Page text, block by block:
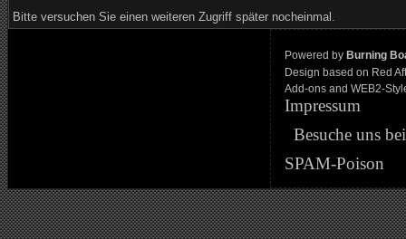
Bitte versuchen Sie einen weiteren Zugriff später nocheinmal.
Powered by Burning
Design based on Red
Add-ons and WEB2-
Impressum
Besuche uns
SPAM-Poison